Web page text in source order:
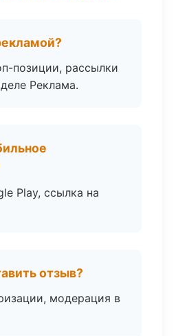
позиции, рассылки
Реклама.
Play, ссылка на
отзыв?
модерация в